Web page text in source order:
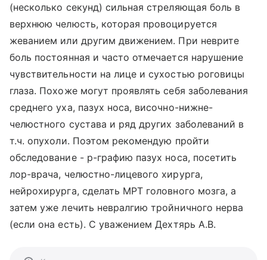
(несколько секунд) сильная стреляющая боль в
верхнюю челюсть, которая провоцируется
жеванием или другим движением. При неврите
боль постоянная и часто отмечается нарушение
чувствительности на лице и сухостью роговицы
глаза. Похоже могут проявлять себя заболевания
среднего уха, пазух носа, височно-нижне-
челюстного сустава и ряд других заболеваний в
т.ч. опухоли. Поэтом рекомендую пройти
обследование - р-графию пазух носа, посетить
лор-врача, челюстно-лицевого хирурга,
нейрохирурга, сделать МРТ головного мозга, а
затем уже лечить невралгию тройничного нерва
(если она есть). С уважением Дехтярь А.В.